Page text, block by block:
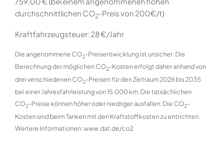
durchschnittlichen CO2-Preis von 200€/t)
Kraftfahrzeugsteuer: 28 €/Jahr
Die angenommene CO2-Preisentwicklung ist unsicher. Die
Berechnung der möglichen CO2-Kosten erfolgt daher anhand von
drei verschiedenen CO2-Preisen für den Zeitraum 2026 bis 2035
bei einer Jahresfahrleistung von 15.000 km. Die tatsächlichen
CO2-Preise können höher oder niedriger ausfallen. Die CO2-
Kosten sind beim Tanken mit den Kraftstoffkosten zu entrichten.
Weitere Informationen: www.dat.de/co2